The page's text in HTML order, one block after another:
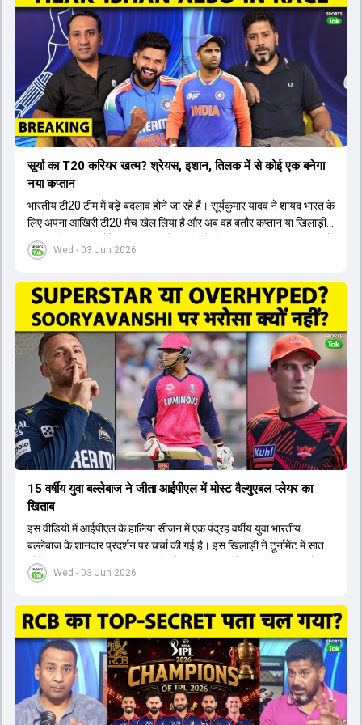
Wed - 03 Jun 2026
सूर्या का T20 करियर खत्म? श्रेयस, इशान, तिलक में से कोई एक बनेगा
नया कप्तान
भारतीय टी20 टीम में बड़े बदलाव होने जा रहे हैं। सूर्यकुमार यादव ने शायद भारत के
लिए अपना आखिरी टी20 मैच खेल लिया है और अब वह बतौर कप्तान या खिलाड़ी
टीम का हिस्सा नहीं होंगे। आयरलैंड और इंग्लैंड के खिलाफ आगामी टी20 सीरीज के
लिए नए कप्तान की तलाश जारी है। इस रेस में श्रेयस अय्यर सबसे आगे चल रहे
पटेल इस रेस में काफी पीछे हैं, जबकि संजू सैमसन और रजत पाटीदार कप्तानी की
दौड़ से बाहर हैं। आगामी सीरीज के लिए वैभव सूर्यवंशी को तीसरे ओपनर के तौर पर
टीम में शामिल किया जाएगा, जबकि अभिषेक शर्मा और संजू सैमसन पहली पसंद
होंगे। इसके अलावा नीतीश रेड्डी को बतौर ऑलराउंडर ज्यादा मौके मिलेंगे। अजीत
अगरकर की अगुवाई वाली चयन समिति और कोच गौतम गंभीर आगामी टी20 वर्ल्ड
कप और 2028 ओलंपिक के लिए लंबी अवधि का विजन लेकर चल रहे हैं।
Wed - 03 Jun 2026
15 वर्षीय युवा बल्लेबाज ने जीता आईपीएल में मोस्ट वैल्युएबल प्लेयर का
खिताब
इस वीडियो में आईपीएल के हालिया सीजन में एक पंद्रह वर्षीय युवा भारतीय
बल्लेबाज के शानदार प्रदर्शन पर चर्चा की गई है। इस खिलाड़ी ने टूर्नामेंट में सात
सौ छिहत्तर रन बनाकर ऑरेंज कैप और मोस्ट वैल्युएबल प्लेयर का खिताब अपने नाम
किया है। वीडियो में बताया गया है कि ऑस्ट्रेलियाई टीम के वर्तमान कप्तान और
ऑस्ट्रेलियाई कप्तान के अनुसार, शुरुआत में लोगों को इस खिलाड़ी के प्रदर्शन पर
संदेह था, लेकिन अब उसने खुद को एक बेहतरीन बल्लेबाज साबित कर दिया है जो
गेंद को बाउंड्री के काफी पार मारने की क्षमता रखता है। वहीं, इंग्लैंड के पूर्व कप्तान
ने कहा कि टूर्नामेंट जीतने वाली टीम के अलावा इस सीजन की सबसे बड़ी बात इस
युवा खिलाड़ी का प्रदर्शन रहा है, जिसे देखने के लिए स्टेडियम में भारी भीड़ उमड़ती
थी। शानदार प्रदर्शन के बाद इस युवा खिलाड़ी को श्रीलंका में होने वाली
त्रिकोणीय सीरीज के लिए इंडिया ए टीम में भी शामिल कर लिया गया है।